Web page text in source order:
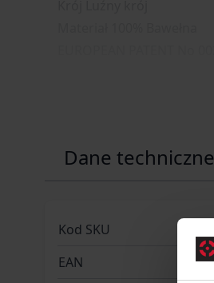
Dane techniczne
Kod SKU
EAN